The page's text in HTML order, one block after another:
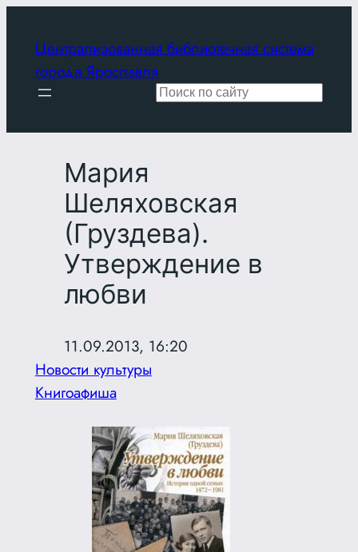
содержимому
Централизованная библиотечная система
города Ярославля
Поиск
Мария
Шеляховская
(Груздева).
Утверждение в
любви
11.09.2013, 16:20
Новости культуры
Книгоафиша